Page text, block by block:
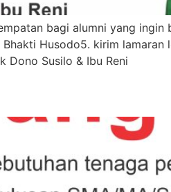
bagi alumni yang
Husodo5. kirim
Dono Susilo & Ibu Reni